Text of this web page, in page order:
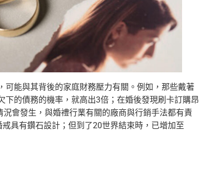
能與其背後的家庭財務壓力有關。例如，那些戴著
的債務的機率，就高出3倍；在婚後發現刷卡訂購昂
會發生，與婚禮行業有關的廠商與行銷手法都有責
具有鑽石設計；但到了20世界結束時，已增加至